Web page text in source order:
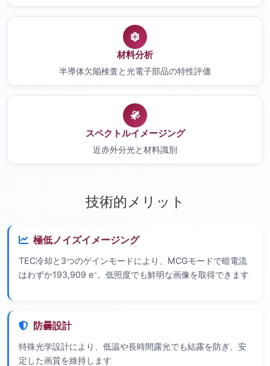
材料分析
半導体欠陥検査と光電子部品の特性評価
スペクトルイメージング
近赤外分光と材料識別
技術的メリット
極低ノイズイメージング
TEC冷却と3つのゲインモードにより、MCGモードで暗電流
はわずか193,909 e⁻。低照度でも鮮明な画像を取得できます
防曇設計
特殊光学設計により、低温や長時間露光でも結露を防ぎ、安
定した画質を維持します